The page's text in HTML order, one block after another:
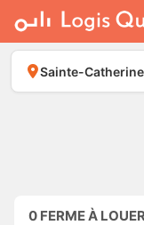
À LOUER
À VENDRE
PLACER UNE
Sainte-
0 FERME À